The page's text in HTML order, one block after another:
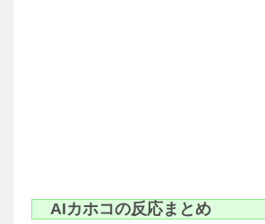
AIカホコの反応まとめ